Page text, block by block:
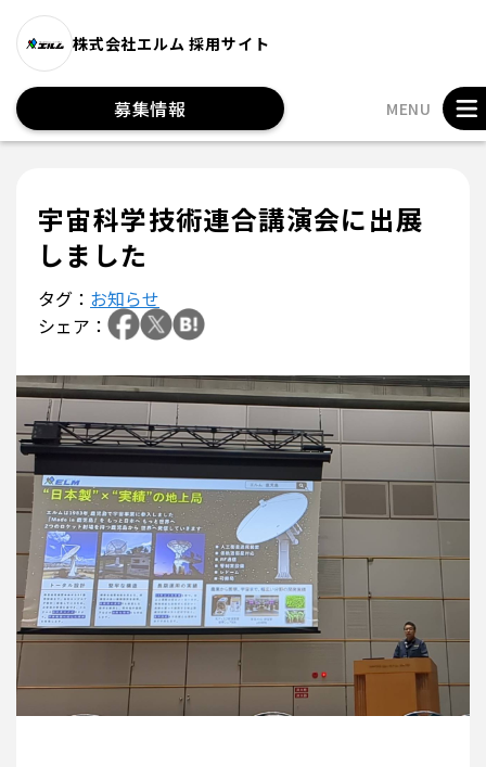
株式会社エルム 採用サイト
募集情報 MENU
宇宙科学技術連合講演会に出展
しました
タグ： お知らせ
シェア：